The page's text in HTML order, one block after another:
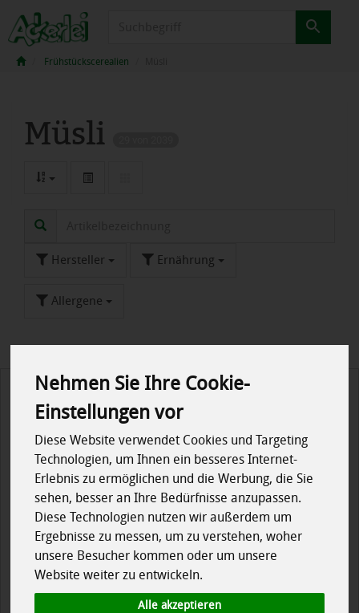
Nehmen Sie Ihre Cookie-
Einstellungen vor
Diese Website verwendet Cookies und Targeting
Technologien, um Ihnen ein besseres Internet-
Erlebnis zu ermöglichen und die Werbung, die Sie
sehen, besser an Ihre Bedürfnisse anzupassen.
Diese Technologien nutzen wir außerdem um
Ergebnisse zu messen, um zu verstehen, woher
unsere Besucher kommen oder um unsere
Website weiter zu entwickeln.
Alle akzeptieren
Frühstückscerealien
Müsli
Hersteller Ernährung
Allergene